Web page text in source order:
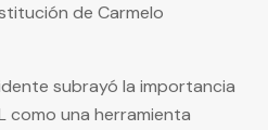
de Carmelo
subrayó la importancia
como una herramienta